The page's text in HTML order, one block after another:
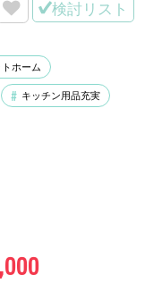
検討リスト
トホーム
キッチン用品充実